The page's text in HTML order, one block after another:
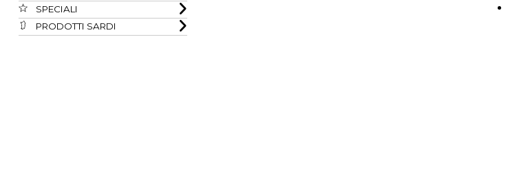
SPECIALI
PRODOTTI SARDI